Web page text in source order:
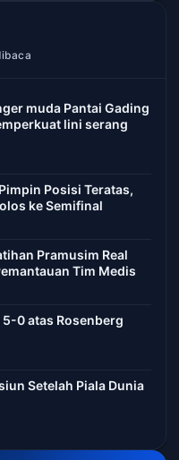
muda Pantai Gading
lini serang
Posisi Teratas,
ke Semifinal
Pramusim Real
Tim Medis
0 atas Rosenberg
Setelah Piala Dunia